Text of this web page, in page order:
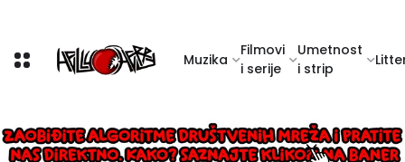
Muzika
Filmovi
i serije
Umetnost
i strip